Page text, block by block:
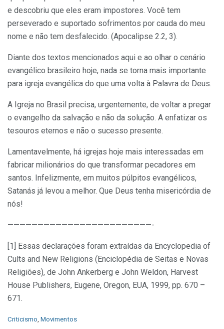
e descobriu que eles eram impostores. Você tem
perseverado e suportado sofrimentos por cauda do meu
nome e não tem desfalecido. (Apocalipse 2.2, 3).
Diante dos textos mencionados aqui e ao olhar o cenário
evangélico brasileiro hoje, nada se torna mais importante
para igreja evangélica do que uma volta à Palavra de Deus.
A Igreja no Brasil precisa, urgentemente, de voltar a pregar
o evangelho da salvação e não da solução. A enfatizar os
tesouros eternos e não o sucesso presente.
Lamentavelmente, há igrejas hoje mais interessadas em
fabricar milionários do que transformar pecadores em
santos. Infelizmente, em muitos púlpitos evangélicos,
Satanás já levou a melhor. Que Deus tenha misericórdia de
nós!
————————————————————————-
[1] Essas declarações foram extraídas da Encyclopedia of
Cults and New Religions (Enciclopédia de Seitas e Novas
Religiões), de John Ankerberg e John Weldon, Harvest
House Publishers, Eugene, Oregon, EUA, 1999, pp. 670 –
671.
C
Criticismo Movimentos